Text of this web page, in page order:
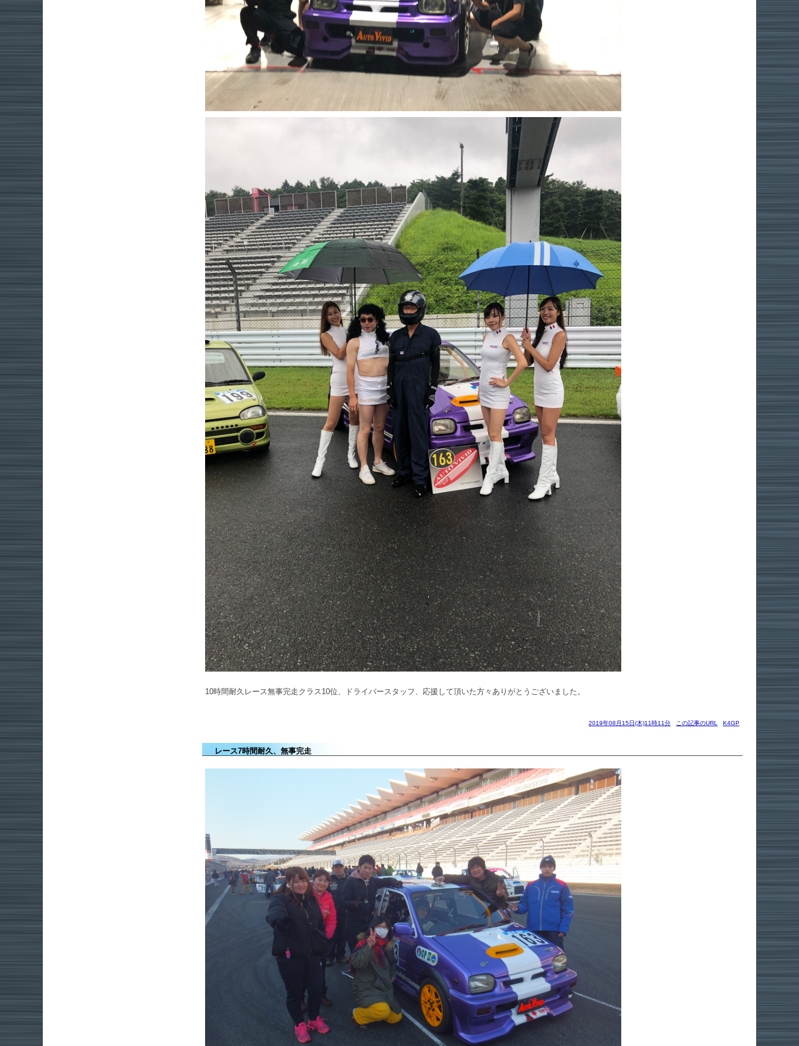
10時間耐久レース無事完走クラス10位、ドライバースタッフ、応援して頂いた方々ありがとうございました。
2019年08月15日(木)11時11分 この記事のURL K4GP
レース7時間耐久、無事完走